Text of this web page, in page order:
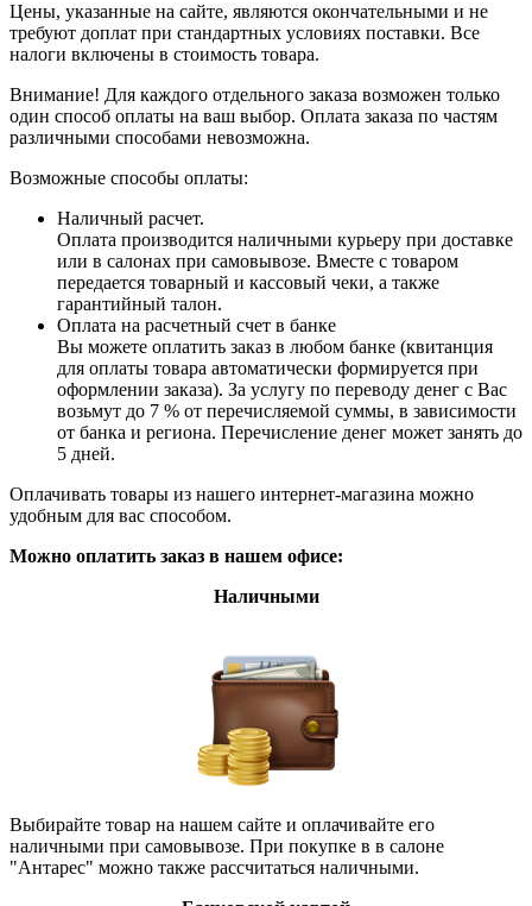
Цены, указанные на сайте, являются окончательными и не
требуют доплат при стандартных условиях поставки. Все
налоги включены в стоимость товара.
Внимание! Для каждого отдельного заказа возможен только
один способ оплаты на ваш выбор. Оплата заказа по частям
различными способами невозможна.
Возможные способы оплаты:
Наличный расчет.
Оплата производится наличными курьеру при доставке
или в салонах при самовывозе. Вместе с товаром
передается товарный и кассовый чеки, а также
гарантийный талон.
Оплата на расчетный счет в банке
Вы можете оплатить заказ в любом банке (квитанция
для оплаты товара автоматически формируется при
оформлении заказа). За услугу по переводу денег с Вас
возьмут до 7 % от перечисляемой суммы, в зависимости
от банка и региона. Перечисление денег может занять до
5 дней.
Оплачивать товары из нашего интернет-магазина можно
удобным для вас способом.
Можно оплатить заказ в нашем офисе:
Наличными
Выбирайте товар на нашем сайте и оплачивайте его
наличными при самовывозе. При покупке в в салоне
"Антарес" можно также рассчитаться наличными.